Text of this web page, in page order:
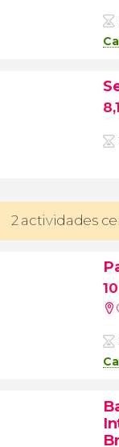
8,1
2 actividades
10